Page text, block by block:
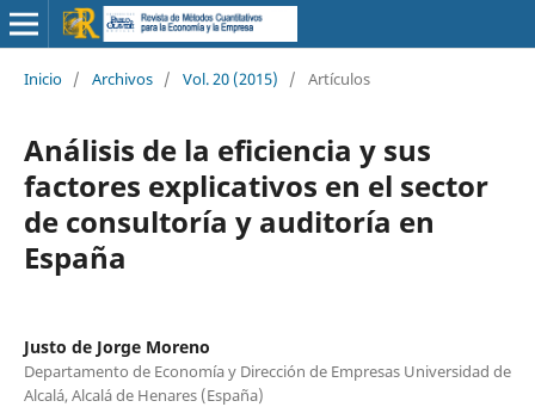
Inicio / Archivos / Vol. 20 (2015) / Artículos
Análisis de la eficiencia y sus
factores explicativos en el sector
de consultoría y auditoría en
España
Justo de Jorge Moreno
Departamento de Economía y Dirección de Empresas Universidad de
Alcalá, Alcalá de Henares (España)